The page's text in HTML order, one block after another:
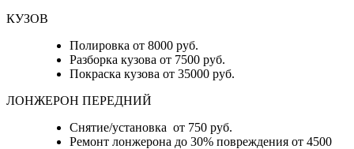
КУЗОВ
Полировка от 8000 руб.
Разборка кузова от 7500 руб.
Покраска кузова от 35000 руб.
ЛОНЖЕРОН ПЕРЕДНИЙ
Снятие/установка от 750 руб.
Ремонт лонжерона до 30% повреждения от 4500